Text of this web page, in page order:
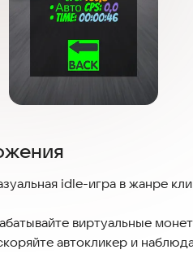
idle-игра в жанре
виртуальные
автокликер и